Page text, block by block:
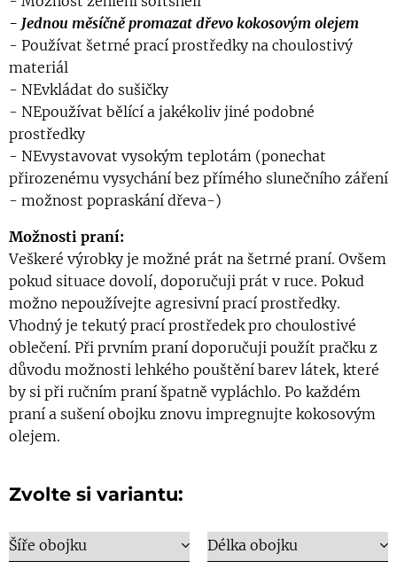
- Jednou měsíčně promazat dřevo kokosovým olejem
- Používat šetrné prací prostředky na choulostivý
materiál
- NEvkládat do sušičky
- NEpoužívat bělící a jakékoliv jiné podobné
prostředky
- NEvystavovat vysokým teplotám (ponechat
přirozenému vysychání bez přímého slunečního záření
- možnost popraskání dřeva-)
Možnosti praní:
Veškeré výrobky je možné prát na šetrné praní. Ovšem
pokud situace dovolí, doporučuji prát v ruce. Pokud
možno nepoužívejte agresivní prací prostředky.
Vhodný je tekutý prací prostředek pro choulostivé
oblečení. Při prvním praní doporučuji použít pračku z
důvodu možnosti lehkého pouštění barev látek, které
by si při ručním praní špatně vypláchlo. Po každém
praní a sušení obojku znovu impregnujte kokosovým
olejem.
Zvolte si variantu:
Šíře obojku Délka obojku